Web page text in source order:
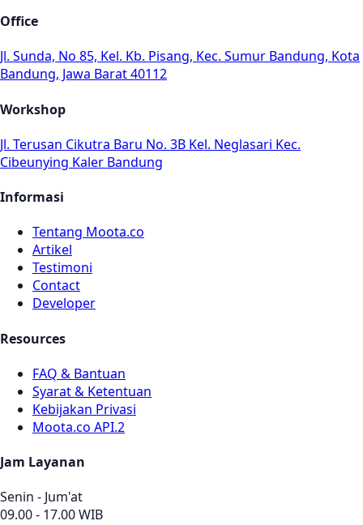
Office
Jl. Sunda, No 85, Kel. Kb. Pisang, Kec. Sumur Bandung, Kota
Bandung, Jawa Barat 40112
Workshop
Jl. Terusan Cikutra Baru No. 3B Kel. Neglasari Kec.
Cibeunying Kaler Bandung
Informasi
Tentang Moota.co
Artikel
Testimoni
Contact
Developer
Resources
FAQ & Bantuan
Syarat & Ketentuan
Kebijakan Privasi
Moota.co API.2
Jam Layanan
Senin - Jum'at
09.00 - 17.00 WIB